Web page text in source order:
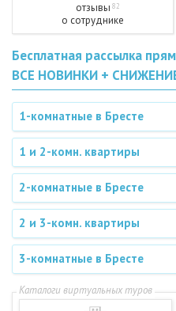
отзывы 82
о сотруднике
Бесплатная рассылка
ВСЕ НОВИНКИ +
1-комнатные в Бресте
1 и 2-комн. квартиры
2-комнатные в Бресте
2 и 3-комн. квартиры
3-комнатные в Бресте